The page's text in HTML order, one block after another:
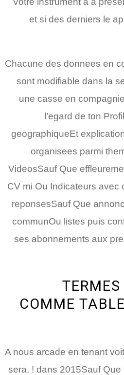
et si des derniers le
Chacune des donnees en
sont modifiable dans la
une casse en
l’egard de ton
geographiqueEt
organisees parmi
VideosSauf Que
CV mi Ou Indicateurs avec
reponsesSauf Que
communOu listes puis
ses abonnements aux
COMME
A nous arcade en tenant
sera, ! dans 2015Sauf